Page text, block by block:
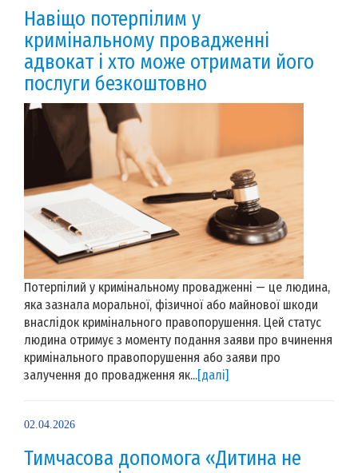
Навіщо потерпілим у
кримінальному провадженні
адвокат і хто може отримати його
послуги безкоштовно
Потерпілий у кримінальному провадженні — це людина,
яка зазнала моральної, фізичної або майнової шкоди
внаслідок кримінального правопорушення. Цей статус
людина отримує з моменту подання заяви про вчинення
кримінального правопорушення або заяви про
залучення до провадження як...[далі]
02.04.2026
Тимчасова допомога «Дитина не